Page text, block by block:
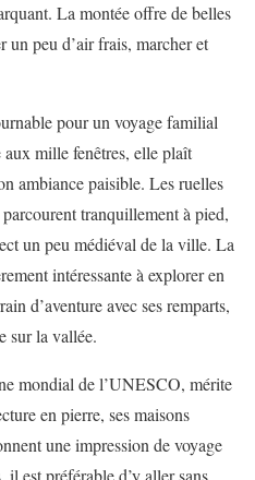
La montée offre de belles
un peu d’air frais, marcher et
pour un voyage familial
mille fenêtres, elle plaît
ambiance paisible. Les ruelles
tranquillement à pied,
un peu médiéval de la ville. La
intéressante à explorer en
d’aventure avec ses remparts,
sur la vallée.
mondial de l’UNESCO, mérite
en pierre, ses maisons
une impression de voyage